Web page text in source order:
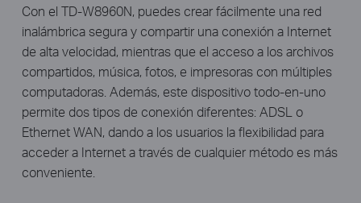
Con el TD-W8960N, puedes crear fácilmente una red
inalámbrica segura y compartir una conexión a Internet
de alta velocidad, mientras que el acceso a los archivos
compartidos, música, fotos, e impresoras con múltiples
computadoras. Además, este dispositivo todo-en-uno
permite dos tipos de conexión diferentes: ADSL o
Ethernet WAN, dando a los usuarios la flexibilidad para
acceder a Internet a través de cualquier método es más
conveniente.